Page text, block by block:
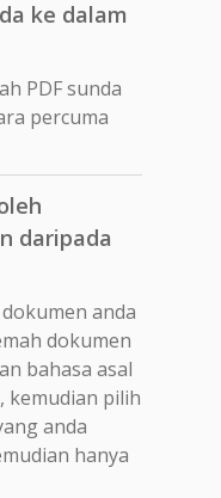
ke dalam
PDF sunda
percuma
daripada
anda
dokumen
bahasa asal
kemudian pilih
anda
hanya